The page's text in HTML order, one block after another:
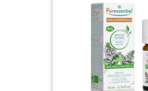
permet de soulager les
inconforts digestifs en cas
de repas copieux ou de
mal des transports.
TONUS ET ENERGIE :
L'Huile Essentielle de
Menthe poivrée permet de
retrouver de l'énergie en
cas de fatigue mentale ou
physique. CONSEILS
D'UTILISATION : Pour la
digestion, ingérez 1 sur un